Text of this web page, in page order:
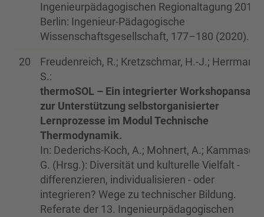
Ingenieurpädagogischen Regionaltagung 2019.
Berlin: Ingenieur-Pädagogische
Wissenschaftsgesellschaft, 177–180 (2020).
20
Freudenreich, R.; Kretzschmar, H.-J.; Herrmann,
S.:
thermoSOL – Ein integrierter Workshopansatz
zur Unterstützung selbstorganisierter
Lernprozesse im Modul Technische
Thermodynamik.
In: Dederichs-Koch, A.; Mohnert, A.; Kammasch,
G. (Hrsg.): Diversität und kulturelle Vielfalt -
differenzieren, individualisieren - oder
integrieren? Wege zu technischer Bildung.
Referate der 13. Ingenieurpädagogischen